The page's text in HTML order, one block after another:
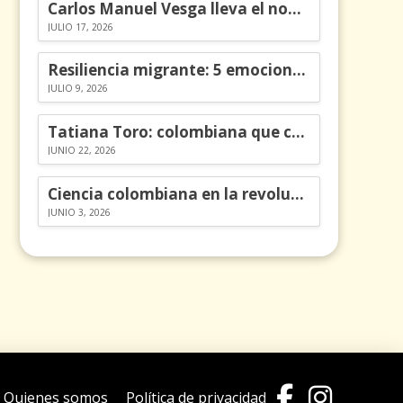
Carlos Manuel Vesga lleva el nombre de Colombia a los Emmy
JULIO 17, 2026
Resiliencia migrante: 5 emociones y cómo gestionarlas
JULIO 9, 2026
Tatiana Toro: colombiana que cambió la historia de las matemáticas
JUNIO 22, 2026
Ciencia colombiana en la revolución de los órganos en chips
JUNIO 3, 2026
Quienes somos Política de privacidad